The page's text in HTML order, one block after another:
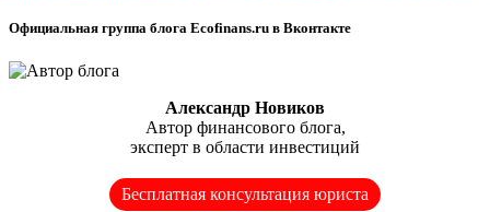
Официальная группа блога Ecofinans.ru в Вконтакте
Александр Новиков
Автор финансового блога,
эксперт в области инвестиций
Бесплатная консультация юриста